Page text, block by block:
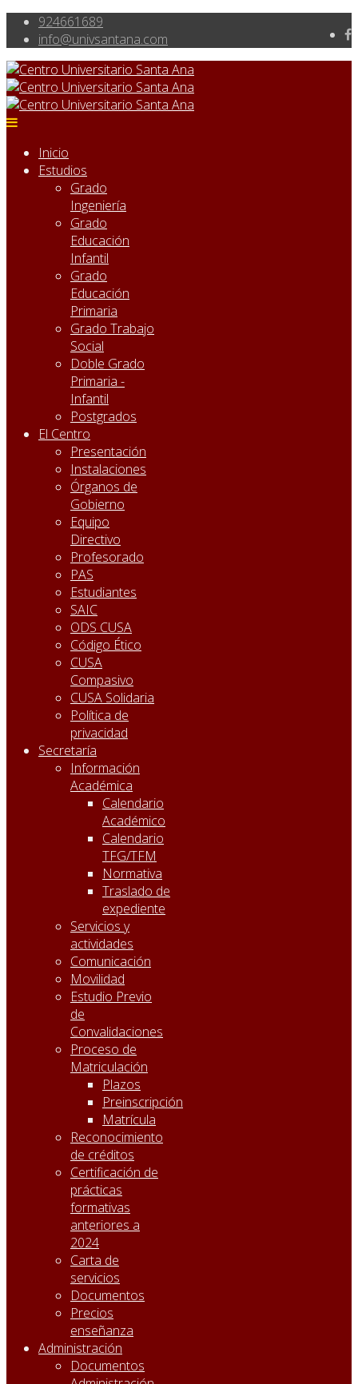
924661689
info@univsantana.com
Inicio
Estudios
Grado
Ingeniería
Grado
Educación
Infantil
Grado
Educación
Primaria
Grado Trabajo
Social
Doble Grado
Primaria -
Infantil
Postgrados
El Centro
Presentación
Instalaciones
Órganos de
Gobierno
Equipo
Directivo
Profesorado
PAS
Estudiantes
SAIC
ODS CUSA
Código Ético
CUSA
Compasivo
CUSA Solidaria
Política de
privacidad
Secretaría
Información
Académica
Calendario
Académico
Calendario
TFG/TFM
Normativa
Traslado de
expediente
Servicios y
actividades
Comunicación
Movilidad
Estudio Previo
de
Convalidaciones
Proceso de
Matriculación
Plazos
Preinscripción
Matrícula
Reconocimiento
de créditos
Certificación de
prácticas
formativas
anteriores a
2024
Carta de
servicios
Documentos
Precios
enseñanza
Administración
Documentos